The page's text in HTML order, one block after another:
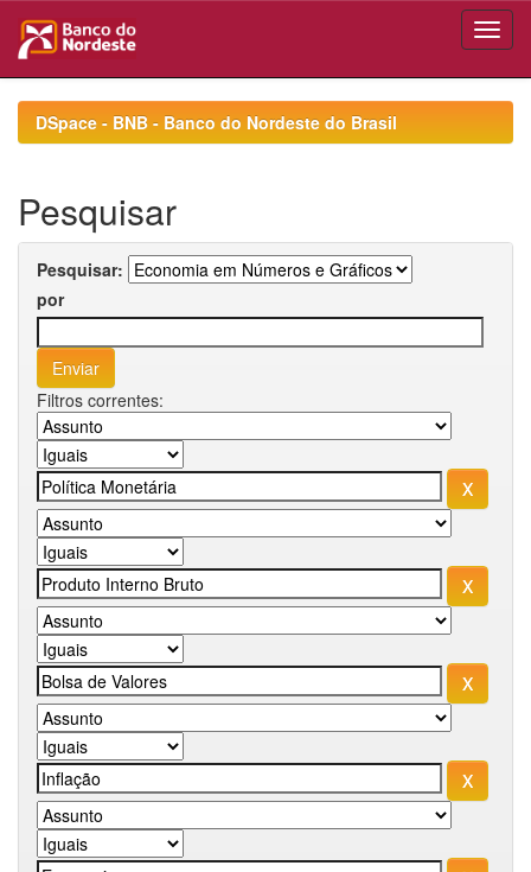
navigationDSpace - BNB - Banco do Nordeste do Brasil
Pesquisar
Pesquisar:
por
Filtros correntes: